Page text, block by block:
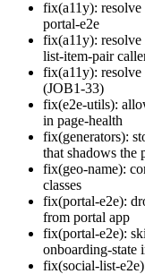
fix(a11y):
portal-e2e
fix(a11y): resolve
list-item-pair
fix(a11y): resolve
(JOB1-33)
fix(e2e-utils):
in page-health
fix(generators):
that shadows the
fix(geo-name):
classes
fix(portal-e2e):
from portal app
fix(portal-e2e):
onboarding-state
fix(social-list-